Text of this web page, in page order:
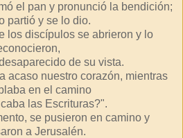
el pan y pronunció la bendición;
partió y se lo dio.
los discípulos se abrieron y lo
de su vista.
acaso nuestro corazón, mientras
en el camino
las Escrituras?".
se pusieron en camino y
a Jerusalén.